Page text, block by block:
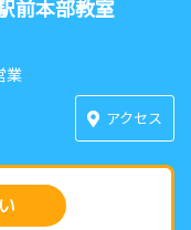
前本部教室
業
アクセス